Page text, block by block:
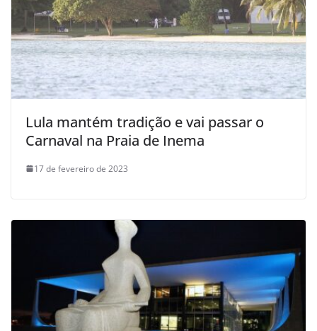
Lula mantém tradição e vai passar o
Carnaval na Praia de Inema
17 de fevereiro de 2023